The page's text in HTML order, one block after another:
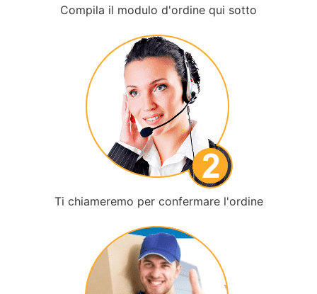
Compila il modulo d'ordine qui sotto
Ti chiameremo per confermare l'ordine